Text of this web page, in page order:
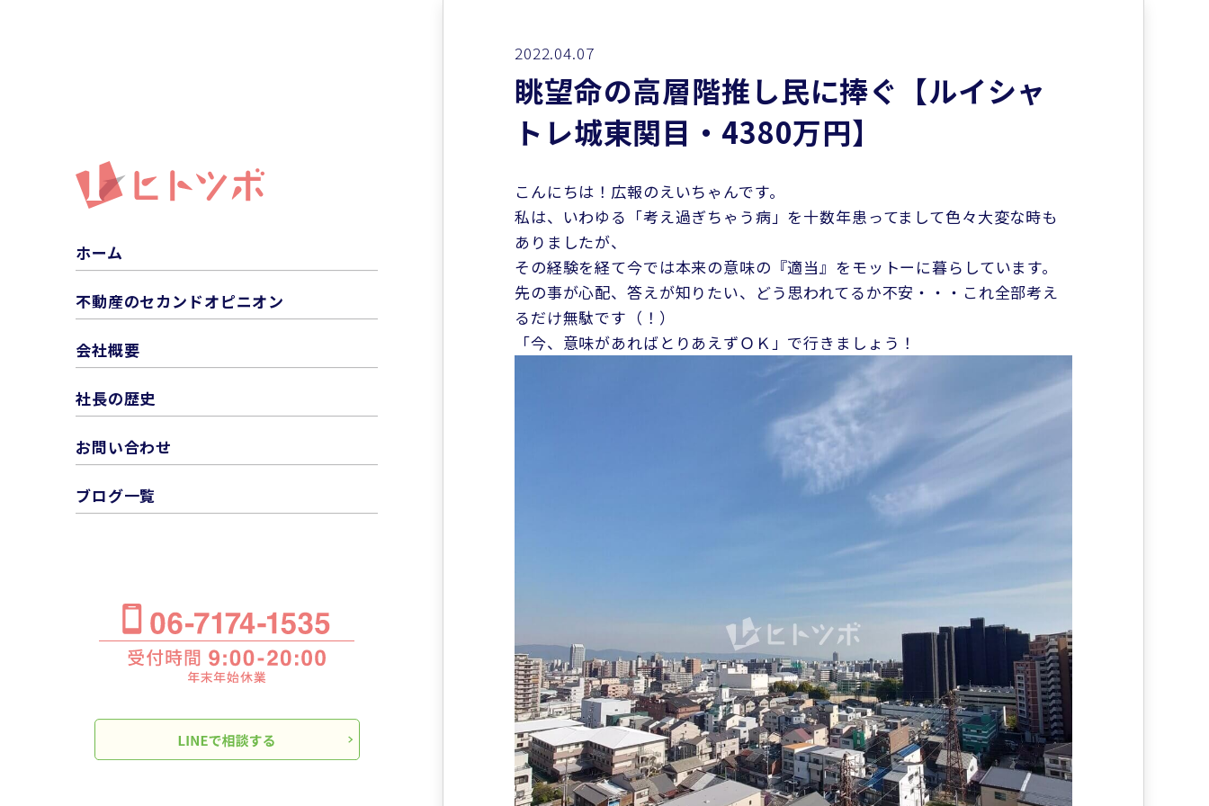
ホーム
不動産のセカンドオピニオン
会社概要
社長の歴史
お問い合わせ
ブログ一覧
2022.04.07
眺望命の高層階推し民に捧ぐ【ルイシャ
トレ城東関目・4380万円】
こんにちは！広報のえいちゃんです。
私は、いわゆる「考え過ぎちゃう病」を十数年患ってまして色々大変な時も
ありましたが、
その経験を経て今では本来の意味の『適当』をモットーに暮らしています。
先の事が心配、答えが知りたい、どう思われてるか不安・・・これ全部考え
るだけ無駄です（！）
「今、意味があればとりあえずＯＫ」で行きましょう！